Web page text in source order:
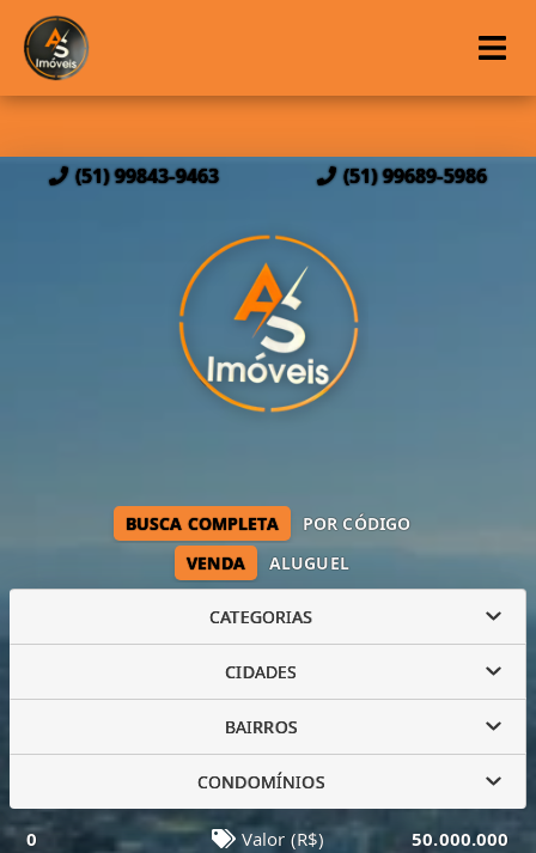
(51) 99843-9463 (51) 99689-5986
VENDA ALUGUEL
BUSCA COMPLETA POR CÓDIGO
CATEGORIAS
CIDADES
BAIRROS
CONDOMÍNIOS
0 Valor (R$) 50.000.000